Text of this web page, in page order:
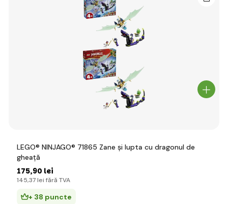
LEGO® NINJAGO® 71865 Zane și lupta cu dragonul de
gheață
175,90 lei
145,37 lei fără TVA
+ 38 puncte